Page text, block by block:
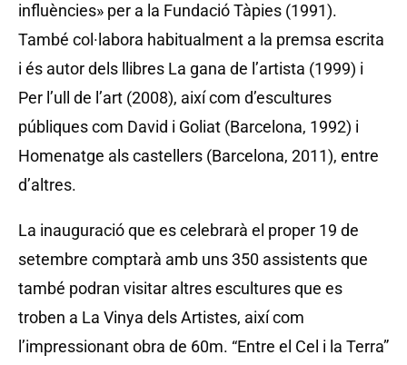
influències» per a la Fundació Tàpies (1991).
També col·labora habitualment a la premsa escrita
i és autor dels llibres La gana de l’artista (1999) i
Per l’ull de l’art (2008), així com d’escultures
públiques com David i Goliat (Barcelona, 1992) i
Homenatge als castellers (Barcelona, 2011), entre
d’altres.
La inauguració que es celebrarà el proper 19 de
setembre comptarà amb uns 350 assistents que
també podran visitar altres escultures que es
troben a La Vinya dels Artistes, així com
l’impressionant obra de 60m. “Entre el Cel i la Terra”